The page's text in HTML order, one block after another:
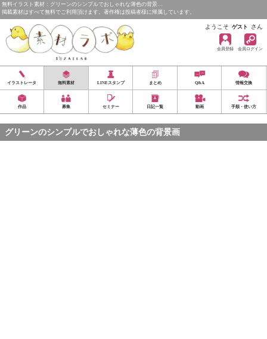
無料イラスト素材：グリーンのシンプルでおしゃれな薄色の背景…
掲載素材はすべて無料でご利用頂けます。著作権は投稿者様に帰属しています。
ようこそ ゲスト さん
会員登録 会員ログイン
イラストレータ 無料素材 LINEスタンプ まとめ Q&A 情報交換
作品 募集 セミナー 日記一覧 動画 手順・使い方
グリーンのシンプルでおしゃれな薄色の背景画